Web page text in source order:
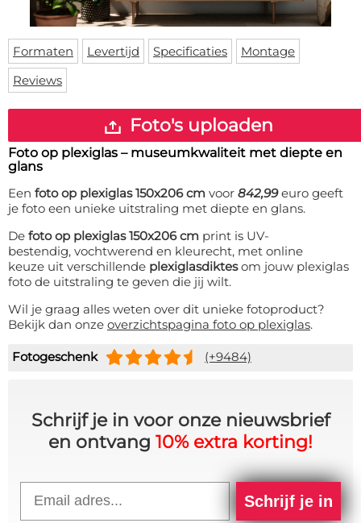
Deurmat
Vloermat
Skateboard deck
Over ons
Levertijden
Inloggen
WhatsApp
Formaten Levertijd Specificaties
Montage
Reviews
Foto's uploaden
Foto op plexiglas – museumkwaliteit met diepte en
glans
Een foto op plexiglas 150x206 cm voor 842,99euro geeft
je foto een unieke uitstraling met diepte en glans.
De foto op plexiglas 150x206 cm print is UV-
bestendig, vochtwerend en kleurecht, met online
keuze uit verschillende plexiglasdiktesom jouw plexiglas
foto de uitstraling te geven die jij wilt.
Wil je graag alles weten over dit unieke fotoproduct?
Bekijk dan onze overzichtspagina foto op plexiglas.
Fotogeschenk (+9484)
Schrijf je in voor onze nieuwsbrief
en ontvang 10% extra korting!
Schrijf je in